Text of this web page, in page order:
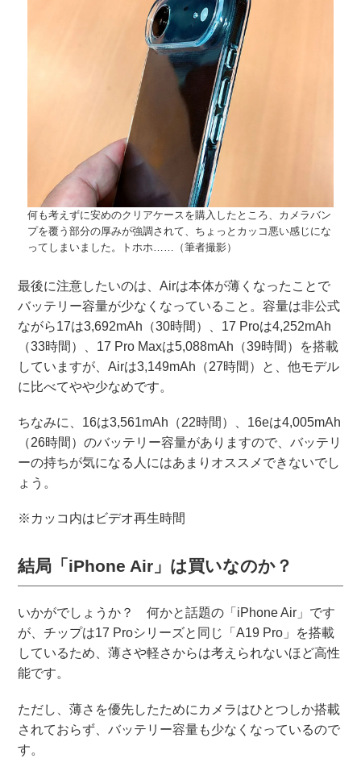
何も考えずに安めのクリアケースを購入したところ、カメラバン
プを覆う部分の厚みが強調されて、ちょっとカッコ悪い感じにな
ってしまいました。トホホ……（筆者撮影）
最後に注意したいのは、Airは本体が薄くなったことで
バッテリー容量が少なくなっていること。容量は非公式
ながら17は3,692mAh（30時間）、17 Proは4,252mAh
（33時間）、17 Pro Maxは5,088mAh（39時間）を搭載
していますが、Airは3,149mAh（27時間）と、他モデル
に比べてやや少なめです。
ちなみに、16は3,561mAh（22時間）、16eは4,005mAh
（26時間）のバッテリー容量がありますので、バッテリ
ーの持ちが気になる人にはあまりオススメできないでし
ょう。
※カッコ内はビデオ再生時間
結局「iPhone Air」は買いなのか？
いかがでしょうか？ 何かと話題の「iPhone Air」です
が、チップは17 Proシリーズと同じ「A19 Pro」を搭載
しているため、薄さや軽さからは考えられないほど高性
能です。
ただし、薄さを優先したためにカメラはひとつしか搭載
されておらず、バッテリー容量も少なくなっているので
す。